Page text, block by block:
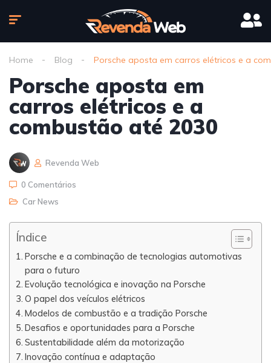
Home Blog Porsche aposta em carros elétricos e a
Porsche aposta em
carros elétricos e a
combustão até 2030
Revenda Web
0 Comentários
Car News
Índice
Porsche e a combinação de tecnologias automotivas
para o futuro
Evolução tecnológica e inovação na Porsche
O papel dos veículos elétricos
Modelos de combustão e a tradição Porsche
Desafios e oportunidades para a Porsche
Sustentabilidade além da motorização
Inovação contínua e adaptação